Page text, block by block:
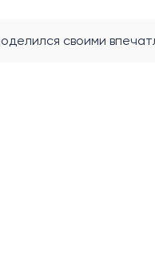
своими